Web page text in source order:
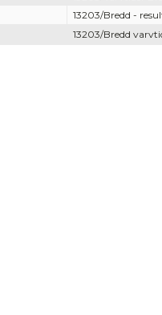
13203/Bredd -
13203/Bredd